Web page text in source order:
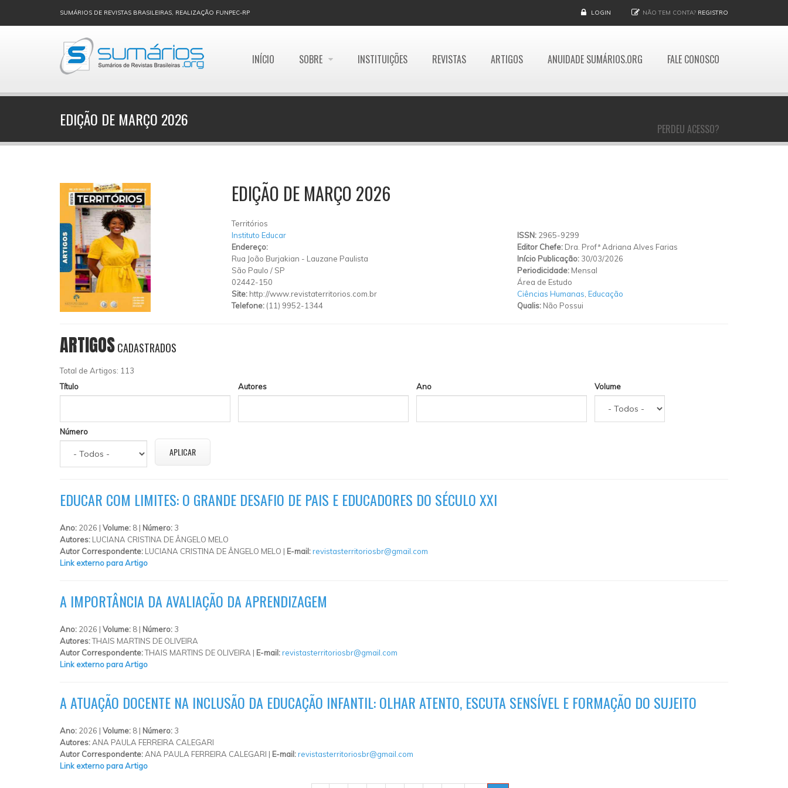
SUMÁRIOS DE REVISTAS BRASILEIRAS, REALIZAÇÃO FUNPEC-RP LOGIN NÃO TEM CONTA? REGISTRO
INÍCIO SOBRE INSTITUIÇÕES REVISTAS ARTIGOS ANUIDADE SUMÁRIOS.ORG FALE CONOSCO
PERDEU ACESSO?
EDIÇÃO DE MARÇO 2026
EDIÇÃO DE MARÇO 2026
Territórios
Instituto Educar
Endereço:
Rua João Burjakian - Lauzane Paulista
São Paulo / SP
02442-150
Site: http://www.revistaterritorios.com.br
Telefone: (11) 9952-1344
ISSN: 2965-9299
Editor Chefe: Dra. Profª Adriana Alves Farias
Início Publicação: 30/03/2026
Periodicidade: Mensal
Área de Estudo
Ciências Humanas Educação
Qualis: Não Possui
ARTIGOSCADASTRADOS
Total de Artigos: 113
Título
Autores Ano Volume
Número
EDUCAR COM LIMITES: O GRANDE DESAFIO DE PAIS E EDUCADORES DO SÉCULO XXI
Ano: 2026 | Volume: 8 | Número: 3
Autores: LUCIANA CRISTINA DE ÂNGELO MELO
Autor Correspondente: LUCIANA CRISTINA DE ÂNGELO MELO | E-mail:revistasterritoriosbr@gmail.com
Link externo para Artigo
A IMPORTÂNCIA DA AVALIAÇÃO DA APRENDIZAGEM
Ano: 2026 | Volume: 8 | Número: 3
Autores:THAIS MARTINS DE OLIVEIRA
Autor Correspondente:THAIS MARTINS DE OLIVEIRA | E-mail:revistasterritoriosbr@gmail.com
Link externo para Artigo
A ATUAÇÃO DOCENTE NA INCLUSÃO DA EDUCAÇÃO INFANTIL: OLHAR ATENTO, ESCUTA SENSÍVEL E FORMAÇÃO DO SUJEITO
Ano: 2026 | Volume: 8 | Número: 3
Autores:ANA PAULA FERREIRA CALEGARI
Autor Correspondente:ANA PAULA FERREIRA CALEGARI | E-mail:revistasterritoriosbr@gmail.com
Link externo para Artigo